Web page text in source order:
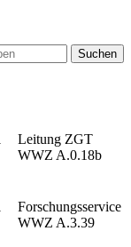
Suchen
Leitung ZGT
WWZ A.0.18b
Forschungsservice
WWZ A.3.39